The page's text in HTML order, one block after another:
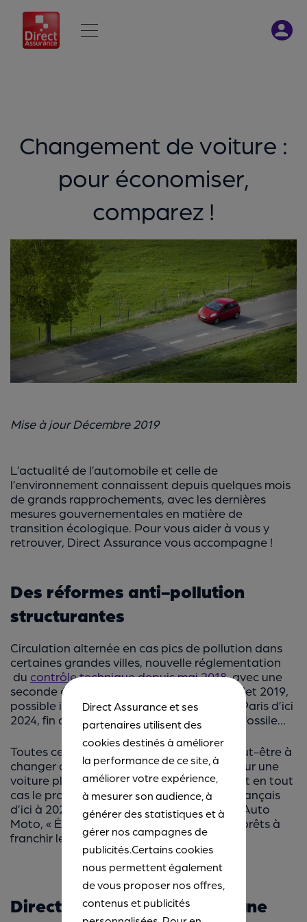
Changement de voiture :
pour économiser,
comparez !
Mise à jour Décembre 2019
L’actualité de l’automobile et celle de
l’environnement connaissent depuis quelques mois
de grands rapprochements, avec les dernières
mesures gouvernementales en matière de
transition écologique. Pour vous aider à vous y
retrouver, Direct Assurance vous accompagne !
Des réformes anti-pollution
structurantes
Circulation alternée en cas pics de pollution dans
certaines grandes villes, nouvelle réglementation
du contrôle technique depuis mai 2018, avec une
seconde étape anti-pollution diesel en juillet 2019,
possible interdiction des voitures diesel à Paris d’ici
2024, fin annoncée des moteurs à énergie fossile…
Toutes ces réformes vous encouragent peut-être à
changer de voiture très prochainement pour une
voiture plus propre, même d’occasion. C’est en tout
cas le projet de80%des automobilistes français
d’ici à 2020 (Etude
Harris Interactive pour Auto
Moto, « Électriques, hybrides, les Français prêts à
franchir le pas ? » Novembre 2017).
Direct Assurance accompagne
Direct Assurance et ses
partenaires utilisent des
cookies destinés à améliorer
la performance de ce site, à
améliorer votre expérience,
à mesurer son audience, à
générer des statistiques et à
gérer nos campagnes de
publicités.Certains cookies
nous permettent également
de vous proposer nos offres,
contenus et publicités